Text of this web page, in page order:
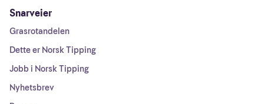
Snarveier
Grasrotandelen
Dette er Norsk Tipping
Jobb i Norsk Tipping
Nyhetsbrev